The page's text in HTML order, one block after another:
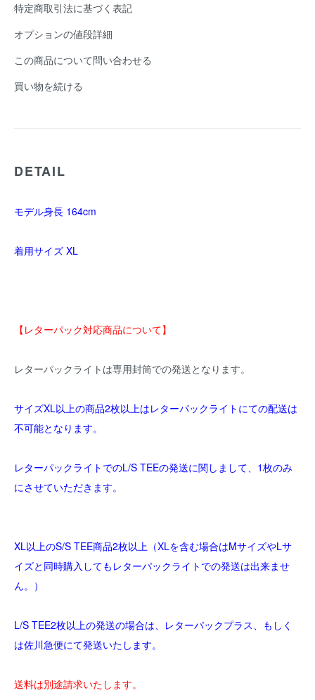
特定商取引法に基づく表記
オプションの値段詳細
この商品について問い合わせる
買い物を続ける
DETAIL
モデル身長 164cm
着用サイズ XL
【レターパック対応商品について】
レターパックライトは専用封筒での発送となります。
サイズXL以上の商品2枚以上はレターパックライトにての配送は
不可能となります。
レターパックライトでのL/S TEEの発送に関しまして、1枚のみ
にさせていただきます。
XL以上のS/S TEE商品2枚以上（XLを含む場合はMサイズやLサ
イズと同時購入してもレターパックライトでの発送は出来ませ
ん。）
L/S TEE2枚以上の発送の場合は、レターパックプラス、もしく
は佐川急便にて発送いたします。
送料は別途請求いたします。